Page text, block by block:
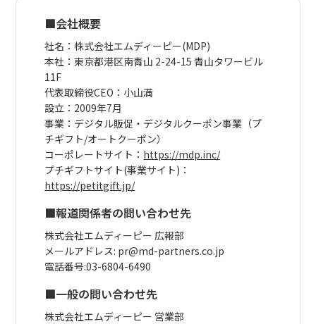
■会社概要
社名：株式会社エムディーピー(MDP)
本社：東京都港区南青山 2-24-15 青山タワービル
11F
代表取締役CEO：小山満
設立：2009年7月
事業：デジタル販促・デジタルクーポン事業（プ
チギフト/オートクーポン）
コーポレートサイト： https://mdp.inc/
プチギフトサイト(事業サイト)：
https://petitgift.jp/
■報道関係者の問い合わせ先
株式会社エムディーピー 広報部
メールアドレス: pr@md-partners.co.jp
電話番号:03-6804-6490
■一般の問い合わせ先
株式会社エムディーピー 営業部